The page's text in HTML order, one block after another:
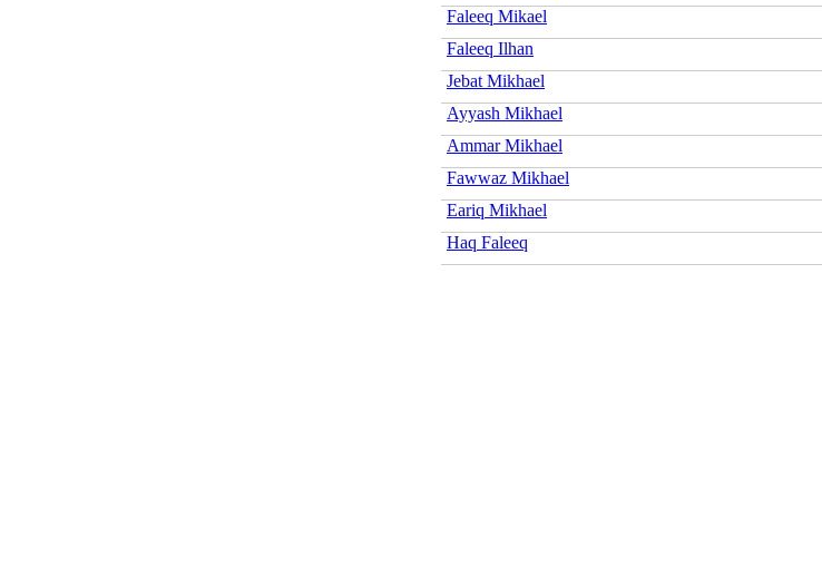
Faleeq Mikael
Faleeq Ilhan
Jebat Mikhael
Ayyash Mikhael
Ammar Mikhael
Fawwaz Mikhael
Eariq Mikhael
Haq Faleeq